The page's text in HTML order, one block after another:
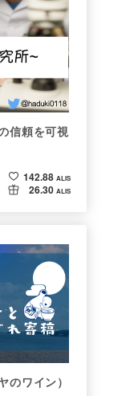
信頼を可視
142.88 ALIS
26.30 ALIS
のワイン）